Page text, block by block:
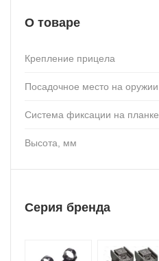
О товаре
Крепление прицела
Посадочное место на оружии
Система фиксации на планке
Высота, мм
Серия бренда